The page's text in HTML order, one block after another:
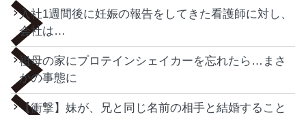
入社1週間後に妊娠の報告をしてきた看護師に対し、
会社は…
祖母の家にプロテインシェイカーを忘れたら…まさ
かの事態に
【衝撃】妹が、兄と同じ名前の相手と結婚すること